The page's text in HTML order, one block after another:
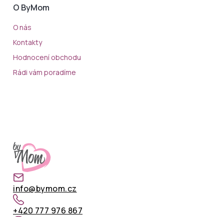
O ByMom
O nás
Kontakty
Hodnocení obchodu
Rádi vám poradíme
info@bymom.cz
+420 777 976 867